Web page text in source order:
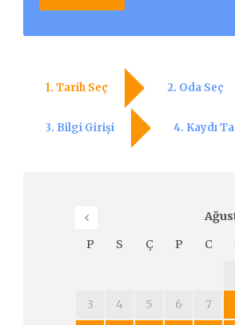
1. Tarih Seç 2. Oda Seç
3. Bilgi Girişi 4. Kaydı
P
S Ç P C
3 4 5 6 7